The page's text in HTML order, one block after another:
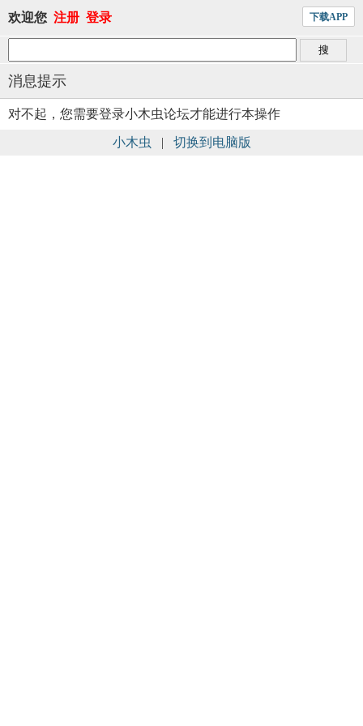
欢迎您 注册 登录 下载APP
消息提示
对不起，您需要登录小木虫论坛才能进行本操作
小木虫 | 切换到电脑版